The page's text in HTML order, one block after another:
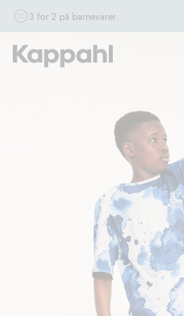
3 for 2 på barnevarer
Ikke Newbie. Gjelder når du handler 2
17/8 i butikk & online for deg som er
andre tilbud eller rabatter.